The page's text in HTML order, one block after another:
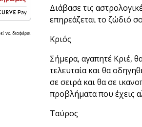
Διάβασε τις
επηρεάζεται το ζώδιό
Κριός
Σήμερα, αγαπητέ Κριέ,
τελευταία και θα
σε σειρά και θα σε
προβλήματα που έχεις
Ταύρος